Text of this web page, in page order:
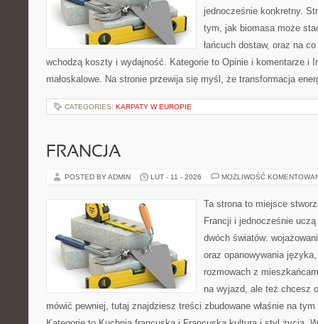
jednocześnie konkretny.
tym, jak biomasa może
łańcuch dostaw, oraz na
wchodzą koszty i wydajność. Kategorie to Opinie i komentarze i
małoskalowe. Na stronie przewija się myśl, że transformacja
CATEGORIES: KARPATY W EUROPIE
FRANCJA
POSTED BY ADMIN LUT - 11 - 2026 MOŻLIWOŚĆ
Ta strona to miejsce
Francji i jednocześnie
dwóch światów:
oraz opanowywania
rozmowach z
na wyjazd, ale też chcesz
mówić pewniej, tutaj znajdziesz treści zbudowane właśnie na